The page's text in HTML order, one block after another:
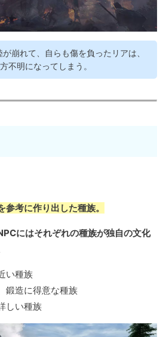
崩れて、自らも傷を負ったリアは、
不明になってしまう。
考に作り出した種族。
にはそれぞれの種族が独自の文化
い種族
鍛造に得意な種族
しい種族